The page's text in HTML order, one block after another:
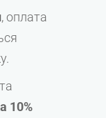
, оплата
10%